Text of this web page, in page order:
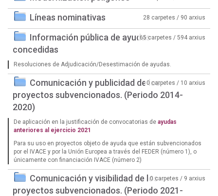
Líneas nominativas 28 carpetes / 90 arxius
Información pública de ayudas
concedidas
65 carpetes / 594 arxius
Resoluciones de Adjudicación/Desestimación de ayudas.
Comunicación y publicidad de los
proyectos subvencionados. (Periodo 2014-
2020)
0 carpetes / 10 arxius
De aplicación en la justificación de convocatorias de ayudas
anteriores al ejercicio 2021
Para su uso en proyectos objeto de ayuda que están subvencionados
por el IVACE y por la Unión Europea a través del FEDER (número 1), o
únicamente con financiación IVACE (número 2)
Comunicación y visibilidad de los
proyectos subvencionados. (Periodo 2021-
0 carpetes / 9 arxius